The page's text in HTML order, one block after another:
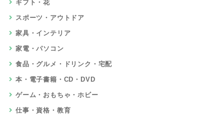
ギフト・花
スポーツ・アウトドア
家具・インテリア
家電・パソコン
食品・グルメ・ドリンク・宅配
本・電子書籍・CD・DVD
ゲーム・おもちゃ・ホビー
仕事・資格・教育